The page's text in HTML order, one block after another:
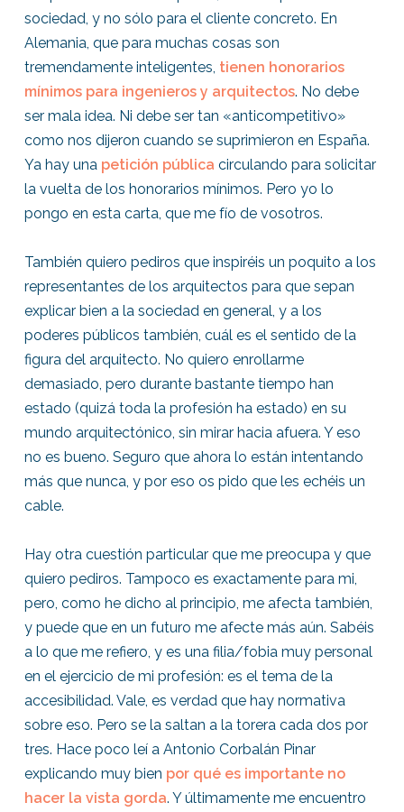
sociedad, y no sólo para el cliente concreto. En
Alemania, que para muchas cosas son
tremendamente inteligentes, tienen honorarios
mínimos para ingenieros y arquitectos. No debe
ser mala idea. Ni debe ser tan «anticompetitivo»
como nos dijeron cuando se suprimieron en España.
Ya hay una petición pública circulando para solicitar
la vuelta de los honorarios mínimos. Pero yo lo
pongo en esta carta, que me fío de vosotros.
También quiero pediros que inspiréis un poquito a los
representantes de los arquitectos para que sepan
explicar bien a la sociedad en general, y a los
poderes públicos también, cuál es el sentido de la
figura del arquitecto. No quiero enrollarme
demasiado, pero durante bastante tiempo han
estado (quizá toda la profesión ha estado) en su
mundo arquitectónico, sin mirar hacia afuera. Y eso
no es bueno. Seguro que ahora lo están intentando
más que nunca, y por eso os pido que les echéis un
cable.
Hay otra cuestión particular que me preocupa y que
quiero pediros. Tampoco es exactamente para mi,
pero, como he dicho al principio, me afecta también,
y puede que en un futuro me afecte más aún. Sabéis
a lo que me refiero, y es una filia/fobia muy personal
en el ejercicio de mi profesión: es el tema de la
accesibilidad. Vale, es verdad que hay normativa
sobre eso. Pero se la saltan a la torera cada dos por
tres. Hace poco leí a Antonio Corbalán Pinar
explicando muy bien por qué es importante no
hacer la vista gorda. Y últimamente me encuentro